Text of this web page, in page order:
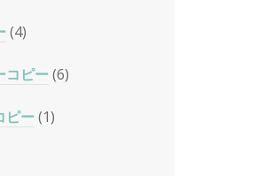
(4)
コピー(6)
ピー(1)